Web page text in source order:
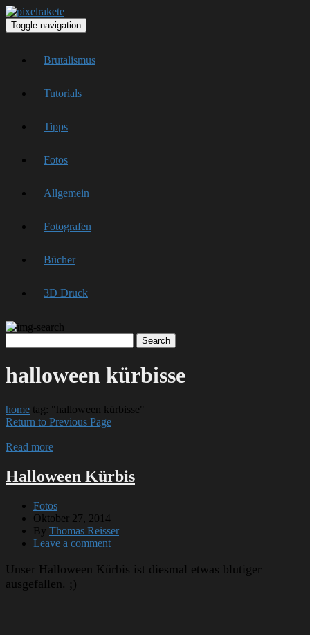
Toggle navigation
Brutalismus
Tutorials
Tipps
Fotos
Allgemein
Fotografen
Bücher
3D Druck
halloween kürbisse
home tag: "halloween kürbisse"
Return to Previous Page
Read more
Halloween Kürbis
Fotos
Oktober 27, 2014
By Thomas Reisser
Leave a comment
Unser Halloween Kürbis ist diesmal etwas blutiger
ausgefallen. ;)